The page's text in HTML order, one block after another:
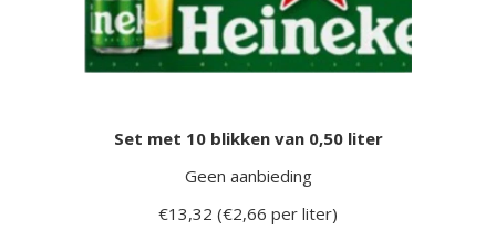
Set met 10 blikken van 0,50 liter
Geen aanbieding
€13,32 (€2,66 per liter)